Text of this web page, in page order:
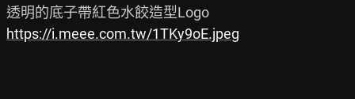
https://i.meee.com.tw/1TKy9oE.jpeg